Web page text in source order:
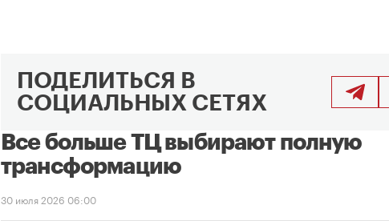
ПОДЕЛИТЬСЯ В
СОЦИАЛЬНЫХ СЕТЯХ
Все больше ТЦ выбирают полную
трансформацию
30 июля 2026 06:00